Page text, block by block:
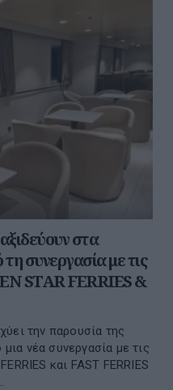
στα
συνεργασία με τις
STAR FERRIES &
την παρουσία της
νέα συνεργασία με τις
και FAST FERRIES